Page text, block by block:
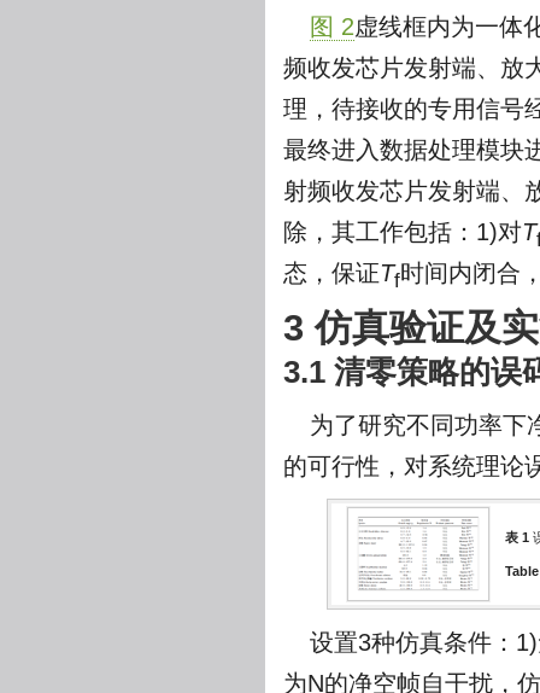
图 2虚线框内为一体
频收发芯片发射端、放
理，待接收的专用信号
最终进入数据处理模块
射频收发芯片发射端、
除，其工作包括：1)对T
态，保证Tf时间内闭合
3 仿真验证及
3.1 清零策略的误
为了研究不同功率下
的可行性，对系统理论
表 1
设置3种仿真条件：
为N的净空帧自干扰，